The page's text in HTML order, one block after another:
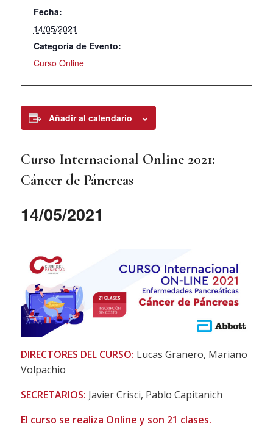
Fecha:
14/05/2021
Categoría de Evento:
Curso Online
Añadir al calendario
Curso Internacional Online 2021:
Cáncer de Páncreas
14/05/2021
DIRECTORES DEL CURSO: Lucas Granero, Mariano
Volpachio
SECRETARIOS: Javier Crisci, Pablo Capitanich
El curso se realiza Online y son 21 clases.